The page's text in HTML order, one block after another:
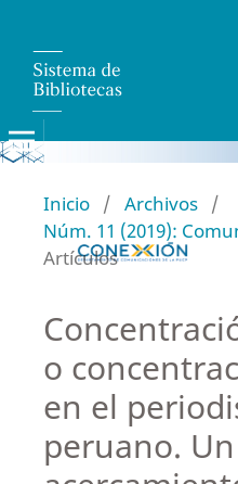
Inicio / Archivos /
Núm. 11 (2019):
Artículos
o
en el
peruano. Un